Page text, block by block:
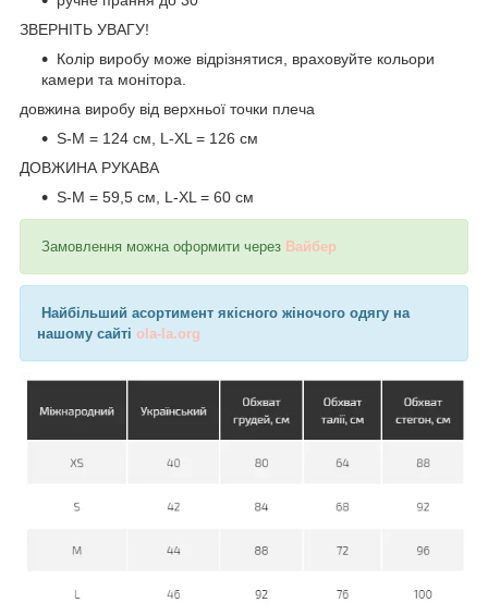
ЗВЕРНІТЬ УВАГУ!
Колір виробу може відрізнятися, враховуйте кольори
камери та монітора.
довжина виробу від верхньої точки плеча
S-M = 124 см, L-XL = 126 см
ДОВЖИНА РУКАВА
S-M = 59,5 см, L-XL = 60 см
Замовлення можна оформити через Вайбер
Найбільший асортимент якісного жіночого одягу на
нашому сайті ola-la.org